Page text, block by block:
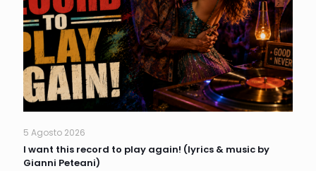
5 Agosto 2026
I want this record to play again! (lyrics & music by
Gianni Peteani)